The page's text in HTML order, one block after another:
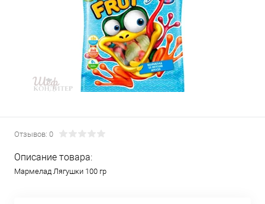
Отзывов: 0
Описание товара:
Мармелад Лягушки 100 гр